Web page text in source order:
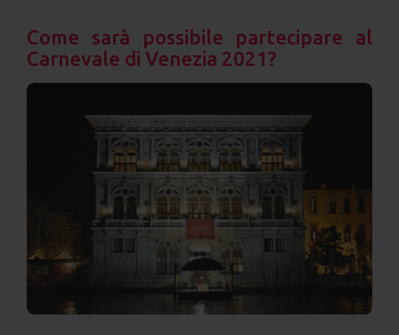
Come sarà possibile partecipare al
Carnevale di Venezia 2021?